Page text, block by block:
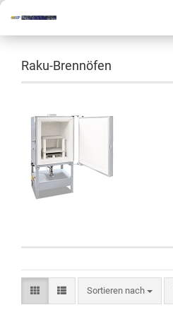
Raku-Brennöfen
Sortieren nach